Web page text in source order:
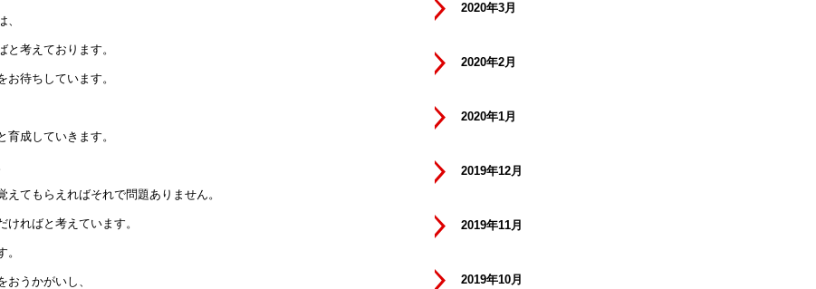
考えております。
待ちしています。
成していきます。
てもらえればそれで問題ありません。
ればと考えています。
うかがいし、
2020年3月
2020年2月
2020年1月
2019年12月
2019年11月
2019年10月